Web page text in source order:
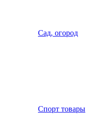
Сад, огород
Спорт товары